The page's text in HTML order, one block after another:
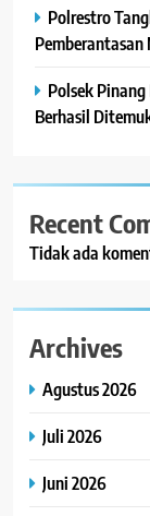
Polrestro
Polsek
Berhasil
Recent
Tidak ada
Archives
Agustus 2026
Juli 2026
Juni 2026